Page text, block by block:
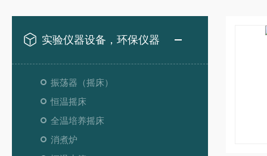
实验仪器设备，环保仪器
振荡器（摇床）
恒温摇床
全温培养摇床
消煮炉